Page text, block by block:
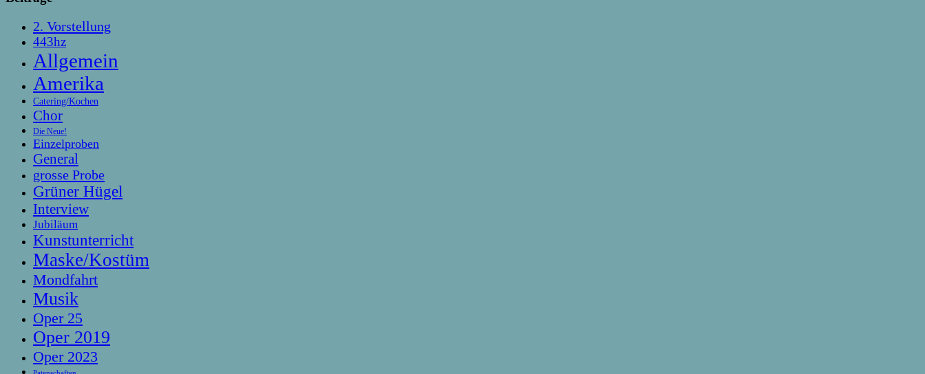
2. Vorstellung
443hz
Allgemein
Amerika
Catering/Kochen
Chor
Die Neue!
Einzelproben
General
grosse Probe
Grüner Hügel
Interview
Jubiläum
Kunstunterricht
Maske/Kostüm
Mondfahrt
Musik
Oper 25
Oper 2019
Oper 2023